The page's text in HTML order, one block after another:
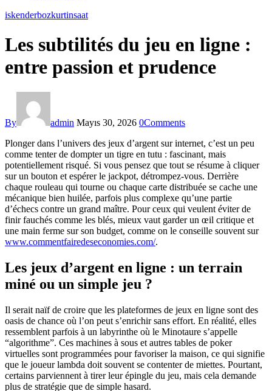
facebook-
instagram
iskenderbozkurtinsaat
Les subtilités du jeu en ligne :
entre passion et prudence
By admin Mayıs 30, 2026 0Comments
Plonger dans l’univers des jeux d’argent sur internet, c’est un peu
comme tenter de dompter un tigre en tutu : fascinant, mais
potentiellement risqué. Si vous pensez que tout se résume à cliquer
sur un bouton et espérer le jackpot, détrompez-vous. Derrière
chaque rouleau qui tourne ou chaque carte distribuée se cache une
mécanique bien huilée, parfois plus complexe qu’une partie
d’échecs contre un grand maître. Pour ceux qui veulent éviter de
finir fauchés comme les blés, mieux vaut garder un œil critique et
une main ferme sur son budget, comme on le conseille souvent sur
www.commentfairedeseconomies.com/.
Les jeux d’argent en ligne : un terrain
miné ou un simple jeu ?
Il serait naïf de croire que les plateformes de jeux en ligne sont des
oasis de chance où l’on peut s’enrichir sans effort. En réalité, elles
ressemblent parfois à un labyrinthe où le Minotaure s’appelle
“algorithme”. Ces machines à sous et autres tables de poker
virtuelles sont programmées pour favoriser la maison, ce qui signifie
que le joueur lambda doit souvent se contenter de miettes. Pourtant,
certains parviennent à tirer leur épingle du jeu, mais cela demande
plus de stratégie que de simple hasard.